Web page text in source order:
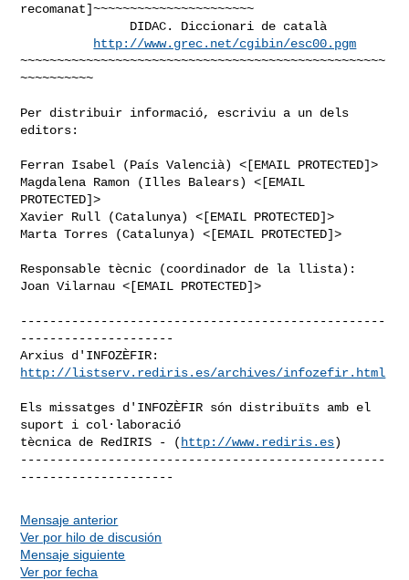
recomanat]~~~~~~~~~~~~~~~~~~~~~~
DIDAC. Diccionari de català
http://www.grec.net/cgibin/esc00.pgm
~~~~~~~~~~~~~~~~~~~~~~~~~~~~~~~~~~~~~~~~~~~~~~~~~~
~~~~~~~~~~
Per distribuir informació, escriviu a un dels
editors:
Ferran Isabel (País Valencià) <[EMAIL PROTECTED]>
Magdalena Ramon (Illes Balears) <[EMAIL
PROTECTED]>
Xavier Rull (Catalunya) <[EMAIL PROTECTED]>
Marta Torres (Catalunya) <[EMAIL PROTECTED]>
Responsable tècnic (coordinador de la llista):
Joan Vilarnau <[EMAIL PROTECTED]>
--------------------------------------------------
---------------------
http://listserv.rediris.es/archives/infozefir.html
Els missatges d'INFOZÈFIR són distribuïts amb el
suport i col·laboració
tècnica de RedIRIS - ( http://www.rediris.es)
--------------------------------------------------
Mensaje anterior
Ver por hilo de discusión
Mensaje siguiente
Ver por fecha